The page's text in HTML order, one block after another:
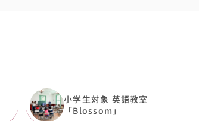
小学生対象 英語教室
「Blossom」